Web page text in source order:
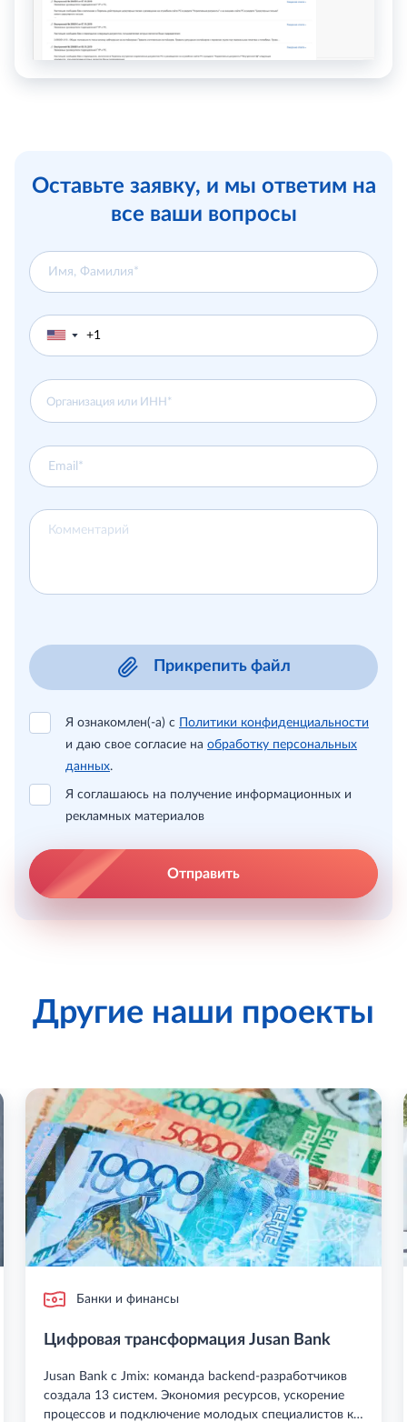
Оставьте заявку, и мы ответим на
все ваши вопросы
▼
Прикрепить файл
Я ознакомлен(-а) с Политики конфиденциальности
и даю свое согласие на обработку персональных
данных.
Я соглашаюсь на получение информационных и
рекламных материалов
Отправить
Другие наши проекты
Банки и финансы
Цифровая трансформация Jusan Bank
Jusan Bank с Jmix: команда backend-разработчиков
создала 13 систем. Экономия ресурсов, ускорение
процессов и подключение молодых специалистов к